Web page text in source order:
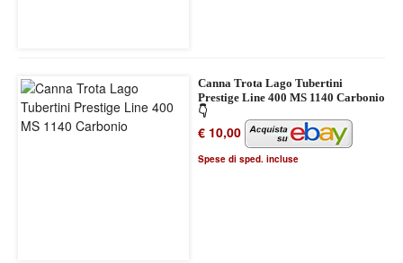
Canna Trota Lago Tubertini
Prestige Line 400 MS 1140 Carbonio
👇
€ 10,00
Spese di sped. incluse